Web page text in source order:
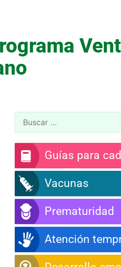
Guías para
Vacunas
Prematuridad
Atención